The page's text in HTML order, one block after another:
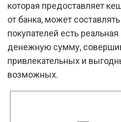
которая предоставляет
от банка, может
покупателей есть
денежную сумму,
привлекательных и
возможных.